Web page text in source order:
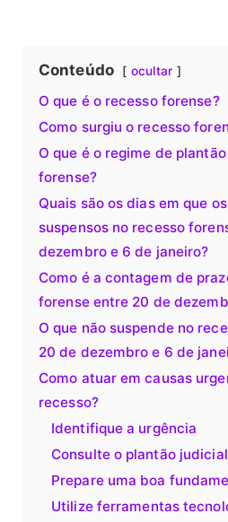
Conteúdo ocultar
O que é o recesso forense?
Como surgiu o recesso
O que é o regime de
forense?
Quais são os dias em que
suspensos no recesso
dezembro e 6 de janeiro?
Como é a contagem de
forense entre 20 de
O que não suspende no
20 de dezembro e 6 de
Como atuar em causas
recesso?
Identifique a urgência
Consulte o plantão judicial
Prepare uma boa
Utilize ferramentas